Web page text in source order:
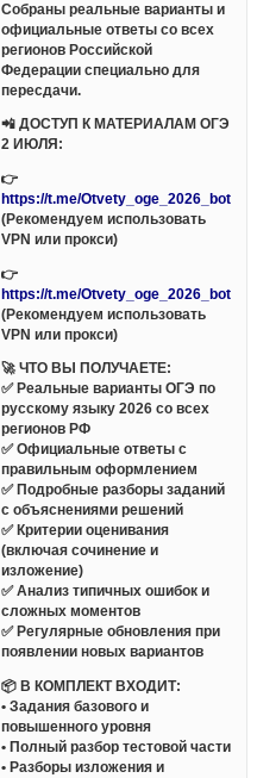
Собраны реальные варианты и
официальные ответы со всех
регионов Российской
Федерации специально для
пересдачи.
📲 ДОСТУП К МАТЕРИАЛАМ ОГЭ
2 ИЮЛЯ:
👉
https://t.me/Otvety_oge_2026_bot
(Рекомендуем использовать
VPN или прокси)
👉
https://t.me/Otvety_oge_2026_bot
(Рекомендуем использовать
VPN или прокси)
🚀 ЧТО ВЫ ПОЛУЧАЕТЕ:
✅ Реальные варианты ОГЭ по
русскому языку 2026 со всех
регионов РФ
✅ Официальные ответы с
правильным оформлением
✅ Подробные разборы заданий
с объяснениями решений
✅ Критерии оценивания
(включая сочинение и
изложение)
✅ Анализ типичных ошибок и
сложных моментов
✅ Регулярные обновления при
появлении новых вариантов
📦 В КОМПЛЕКТ ВХОДИТ:
• Задания базового и
повышенного уровня
• Полный разбор тестовой части
• Разборы изложения и